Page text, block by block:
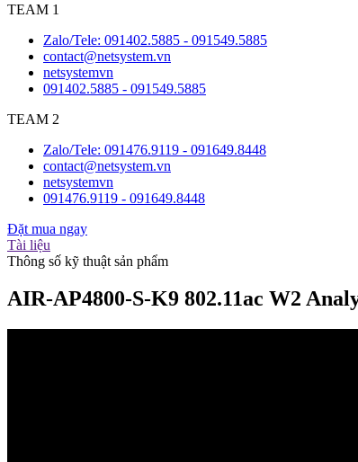
TEAM 1
Zalo/Tele: 091402.5885 - 091549.5885
contact@netsystem.vn
netsystemvn
091402.5885 - 091549.5885
TEAM 2
Zalo/Tele: 091476.9119 - 091649.8448
contact@netsystem.vn
netsystemvn
091476.9119 - 091649.8448
Đặt mua ngay
Tài liệu
Thông số kỹ thuật sản phẩm
AIR-AP4800-S-K9 802.11ac W2